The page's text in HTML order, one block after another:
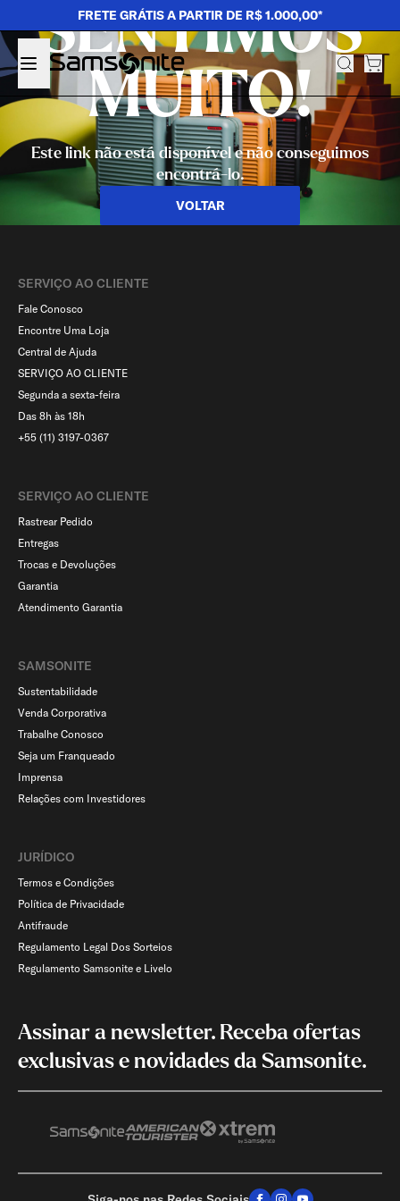
FRETE GRÁTIS A PARTIR DE R$ 1.000,00*
SENTIMOS
MUITO!
Este link não está disponível e não conseguimos
encontrá-lo.
VOLTAR
SERVIÇO AO CLIENTE​
Fale Conosco
Encontre Uma Loja
Central de Ajuda
SERVIÇO AO CLIENTE
Segunda a sexta-feira
Das 8h às 18h
+55 (11) 3197-0367
SERVIÇO AO CLIENTE​
Rastrear Pedido
Entregas
Trocas e Devoluções
Garantia
Atendimento Garantia
SAMSONITE
Sustentabilidade
Venda Corporativa
Trabalhe Conosco
Seja um Franqueado
Imprensa
Relações com Investidores
JURÍDICO
Termos e Condições
Política de Privacidade
Antifraude
Regulamento Legal Dos Sorteios
Regulamento Samsonite e Livelo
Assinar a newsletter. Receba ofertas
exclusivas e novidades da Samsonite.